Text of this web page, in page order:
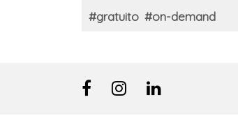
#gratuito #on-demand